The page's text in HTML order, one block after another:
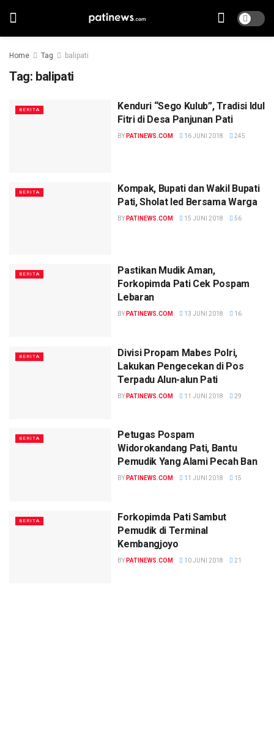
Home Tag balipati
Tag: balipati
BERITA
Kenduri “Sego Kulub”, Tradisi Idul
Fitri di Desa Panjunan Pati
BY PATINEWS.COM 16 JUNI 2018 245
BERITA
Kompak, Bupati dan Wakil Bupati
Pati, Sholat Ied Bersama Warga
BY PATINEWS.COM 15 JUNI 2018 56
BERITA
Pastikan Mudik Aman,
Forkopimda Pati Cek Pospam
Lebaran
BY PATINEWS.COM 13 JUNI 2018 16
BERITA
Divisi Propam Mabes Polri,
Lakukan Pengecekan di Pos
Terpadu Alun-alun Pati
BY PATINEWS.COM 11 JUNI 2018 29
BERITA
Petugas Pospam
Widorokandang Pati, Bantu
Pemudik Yang Alami Pecah Ban
BY PATINEWS.COM 11 JUNI 2018 15
BERITA
Forkopimda Pati Sambut
Pemudik di Terminal
Kembangjoyo
BY PATINEWS.COM 10 JUNI 2018 21